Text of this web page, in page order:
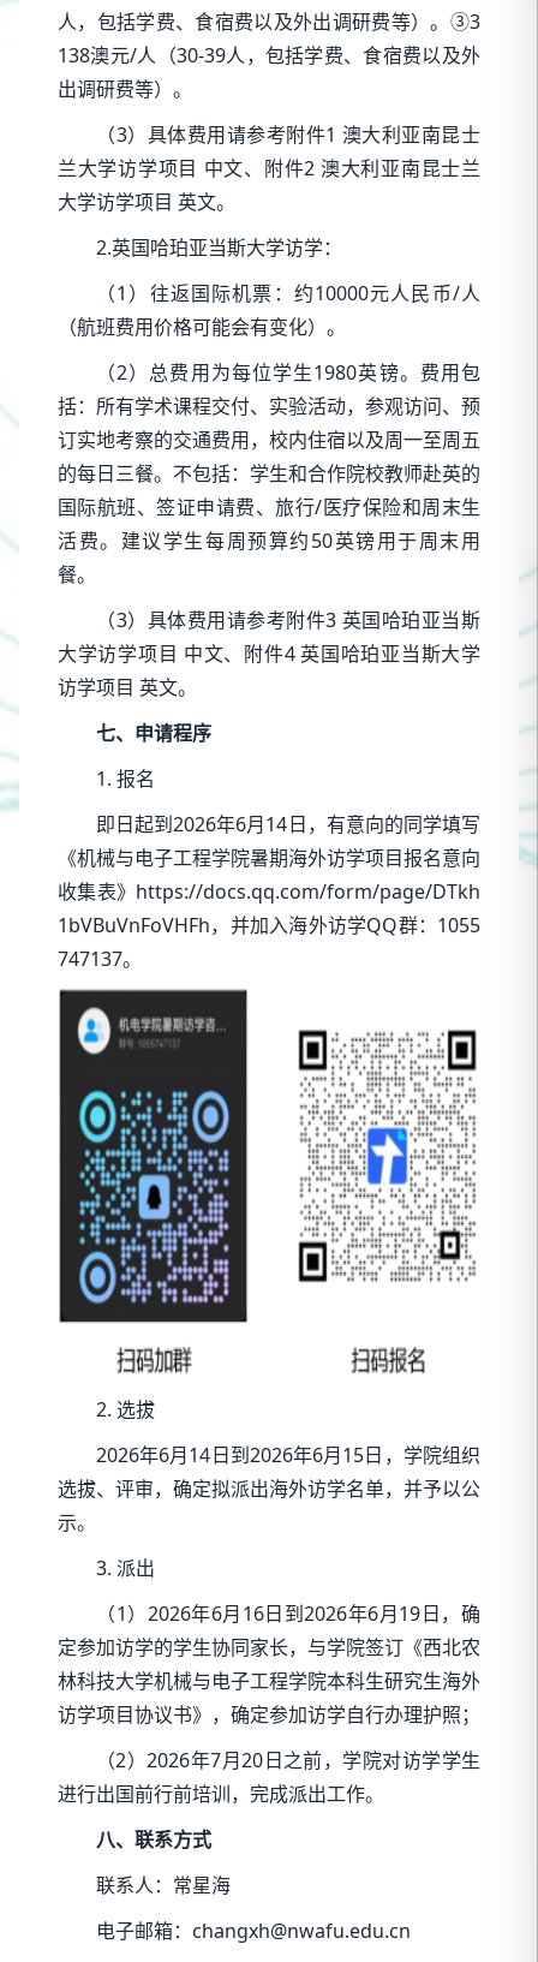
人，包括学费、食宿费以及外出调研费等）。③3
138澳元/人（30-39人，包括学费、食宿费以及外
出调研费等）。
（3）具体费用请参考附件1 澳大利亚南昆士
兰大学访学项目 中文、附件2 澳大利亚南昆士兰
大学访学项目 英文。
2.英国哈珀亚当斯大学访学：
（1）往返国际机票：约10000元人民币/人
（航班费用价格可能会有变化）。
（2）总费用为每位学生1980英镑。费用包
括：所有学术课程交付、实验活动，参观访问、预
订实地考察的交通费用，校内住宿以及周一至周五
的每日三餐。不包括：学生和合作院校教师赴英的
国际航班、签证申请费、旅行/医疗保险和周末生
活费。建议学生每周预算约50英镑用于周末用
餐。
（3）具体费用请参考附件3 英国哈珀亚当斯
大学访学项目 中文、附件4 英国哈珀亚当斯大学
访学项目 英文。
七、申请程序
1. 报名
即日起到2026年6月14日，有意向的同学填写
《机械与电子工程学院暑期海外访学项目报名意向
收集表》https://docs.qq.com/form/page/DTkh
1bVBuVnFoVHFh，并加入海外访学QQ群：1055
747137。
2. 选拔
2026年6月14日到2026年6月15日，学院组织
选拔、评审，确定拟派出海外访学名单，并予以公
示。
3. 派出
（1）2026年6月16日到2026年6月19日，确
定参加访学的学生协同家长，与学院签订《西北农
林科技大学机械与电子工程学院本科生研究生海外
访学项目协议书》，确定参加访学自行办理护照；
（2）2026年7月20日之前，学院对访学学生
进行出国前行前培训，完成派出工作。
八、联系方式
联系人：常星海
电子邮箱：changxh@nwafu.edu.cn